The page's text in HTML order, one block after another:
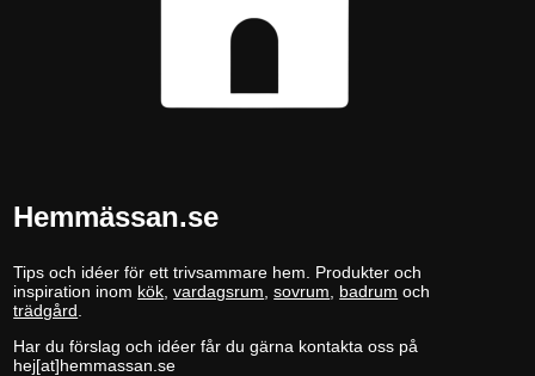
Hemmässan.se
Tips och idéer för ett trivsammare hem. Produkter och
inspiration inom kök ,vardagsrum ,sovrum badrum och
trädgård
Har du förslag och idéer får du gärna kontakta oss på
hej[at]hemmassan.se